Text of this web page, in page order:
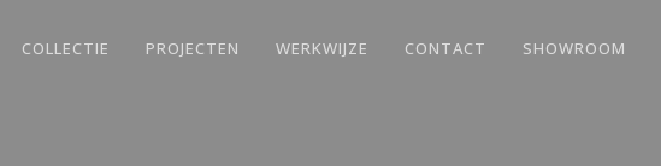
COLLECTIE PROJECTEN WERKWIJZE CONTACT SHOWROOM